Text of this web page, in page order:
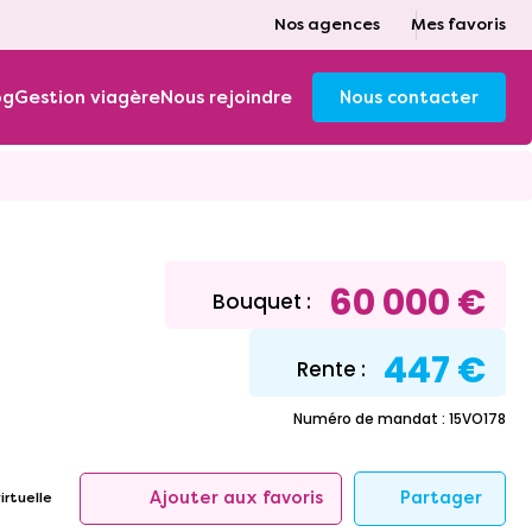
Nos agences Mes favoris
Gestion viagèreNous rejoindre Nous contacter
Bouquet : 60 000 €
Rente : 447 €
Numéro de mandat : 15VO178
Ajouter aux favoris Partager